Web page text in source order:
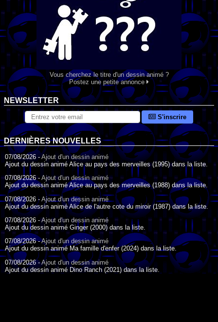
Vous cherchez le titre d'un dessin animé ?
Postez une petite annonce
NEWSLETTER
S'inscrire
DERNIÈRES NOUVELLES
07/08/2026 -Ajout d'un dessin animé
Ajout du dessin animé Alice au pays des merveilles (1995) dans la liste.
07/08/2026 -Ajout d'un dessin animé
Ajout du dessin animé Alice au pays des merveilles (1988) dans la liste.
07/08/2026 - Ajout d'un dessin animé
Ajout du dessin animé Alice de l'autre cote du miroir (1987) dans la liste.
07/08/2026 -Ajout d'un dessin animé
Ajout du dessin animé Ginger (2000) dans la liste.
07/08/2026 -Ajout d'un dessin animé
Ajout du dessin animé Ma famille d'enfer (2024) dans la liste.
07/08/2026 -Ajout d'un dessin animé
Ajout du dessin animé Dino Ranch (2021) dans la liste.